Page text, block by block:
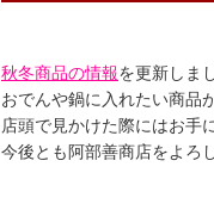
秋冬商品の情報を更新しま
おでんや鍋に入れたい商品
店頭で見かけた際にはお手
今後とも阿部善商店をよろ